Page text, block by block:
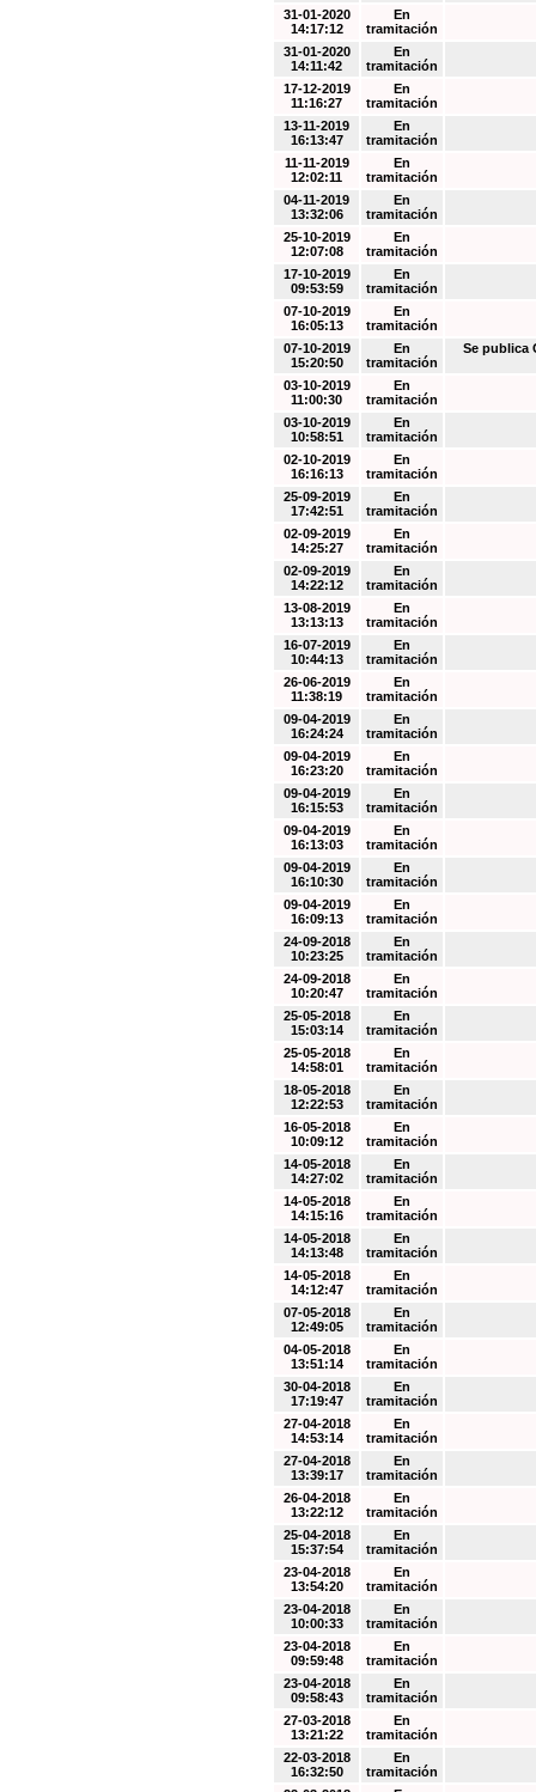
31-01-2020
14:17:12
En
tramitación
31-01-2020
14:11:42
En
tramitación
17-12-2019
11:16:27
En
tramitación
13-11-2019
16:13:47
En
tramitación
11-11-2019
12:02:11
En
tramitación
04-11-2019
13:32:06
En
tramitación
25-10-2019
12:07:08
En
tramitación
17-10-2019
09:53:59
En
tramitación
07-10-2019
16:05:13
En
tramitación
07-10-2019
15:20:50
En
tramitación
Se publica
03-10-2019
11:00:30
En
tramitación
03-10-2019
10:58:51
En
tramitación
02-10-2019
16:16:13
En
tramitación
25-09-2019
17:42:51
En
tramitación
02-09-2019
14:25:27
En
tramitación
02-09-2019
14:22:12
En
tramitación
13-08-2019
13:13:13
En
tramitación
16-07-2019
10:44:13
En
tramitación
26-06-2019
11:38:19
En
tramitación
09-04-2019
16:24:24
En
tramitación
09-04-2019
16:23:20
En
tramitación
09-04-2019
16:15:53
En
tramitación
09-04-2019
16:13:03
En
tramitación
09-04-2019
16:10:30
En
tramitación
09-04-2019
16:09:13
En
tramitación
24-09-2018
10:23:25
En
tramitación
24-09-2018
10:20:47
En
tramitación
25-05-2018
15:03:14
En
tramitación
25-05-2018
14:58:01
En
tramitación
18-05-2018
12:22:53
En
tramitación
16-05-2018
10:09:12
En
tramitación
14-05-2018
14:27:02
En
tramitación
14-05-2018
14:15:16
En
tramitación
14-05-2018
14:13:48
En
tramitación
14-05-2018
14:12:47
En
tramitación
07-05-2018
12:49:05
En
tramitación
04-05-2018
13:51:14
En
tramitación
30-04-2018
17:19:47
En
tramitación
27-04-2018
14:53:14
En
tramitación
27-04-2018
13:39:17
En
tramitación
26-04-2018
13:22:12
En
tramitación
25-04-2018
15:37:54
En
tramitación
23-04-2018
13:54:20
En
tramitación
23-04-2018
10:00:33
En
tramitación
23-04-2018
09:59:48
En
tramitación
23-04-2018
09:58:43
En
tramitación
27-03-2018
13:21:22
En
tramitación
22-03-2018
16:32:50
En
tramitación